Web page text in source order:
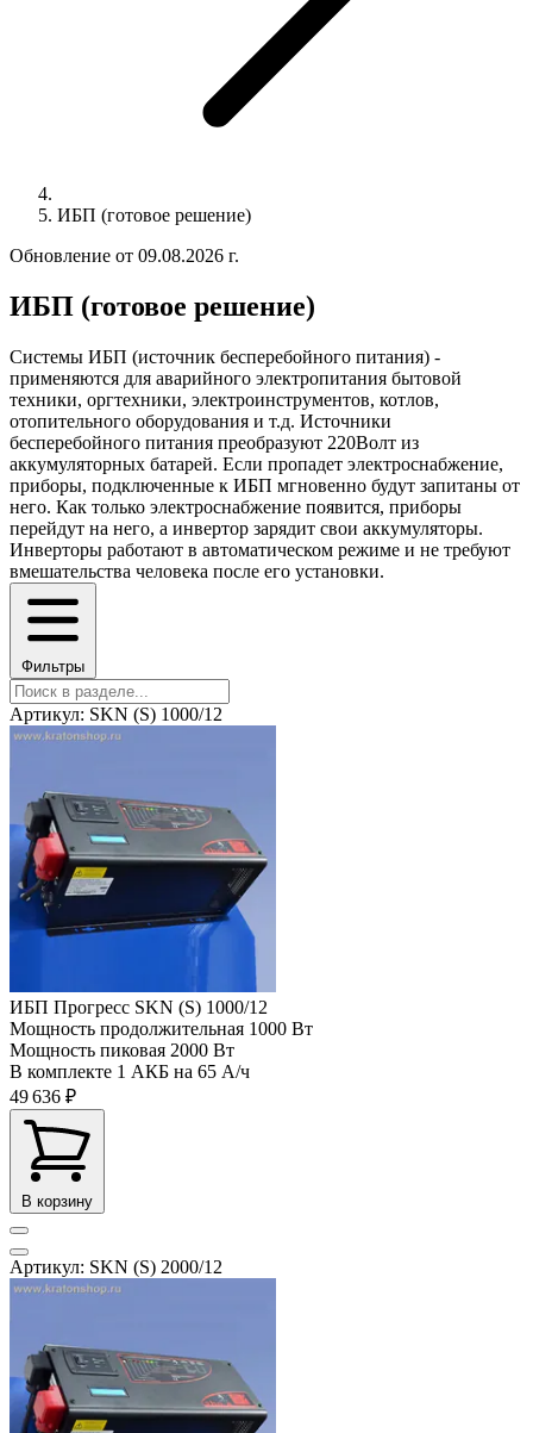
ИБП (готовое решение)
Обновление от 09.08.2026 г.
ИБП (готовое решение)
Системы ИБП (источник бесперебойного питания) -
применяются для аварийного электропитания бытовой
техники, оргтехники, электроинструментов, котлов,
отопительного оборудования и т.д. Источники
бесперебойного питания преобразуют 220Волт из
аккумуляторных батарей. Если пропадет электроснабжение,
приборы, подключенные к ИБП мгновенно будут запитаны от
него. Как только электроснабжение появится, приборы
перейдут на него, а инвертор зарядит свои аккумуляторы.
Инверторы работают в автоматическом режиме и не требуют
вмешательства человека после его установки.
Фильтры
Артикул: SKN (S) 1000/12
ИБП Прогресс SKN (S) 1000/12
Мощность продолжительная 1000 Вт
Мощность пиковая 2000 Вт
В комплекте 1 АКБ на 65 А/ч
49 636 ₽
В корзину
Артикул: SKN (S) 2000/12